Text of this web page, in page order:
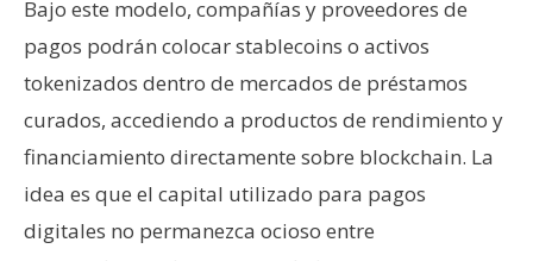
Bajo este modelo, compañías y proveedores de
pagos podrán colocar stablecoins o activos
tokenizados dentro de mercados de préstamos
curados, accediendo a productos de rendimiento y
financiamiento directamente sobre blockchain. La
idea es que el capital utilizado para pagos
digitales no permanezca ocioso entre